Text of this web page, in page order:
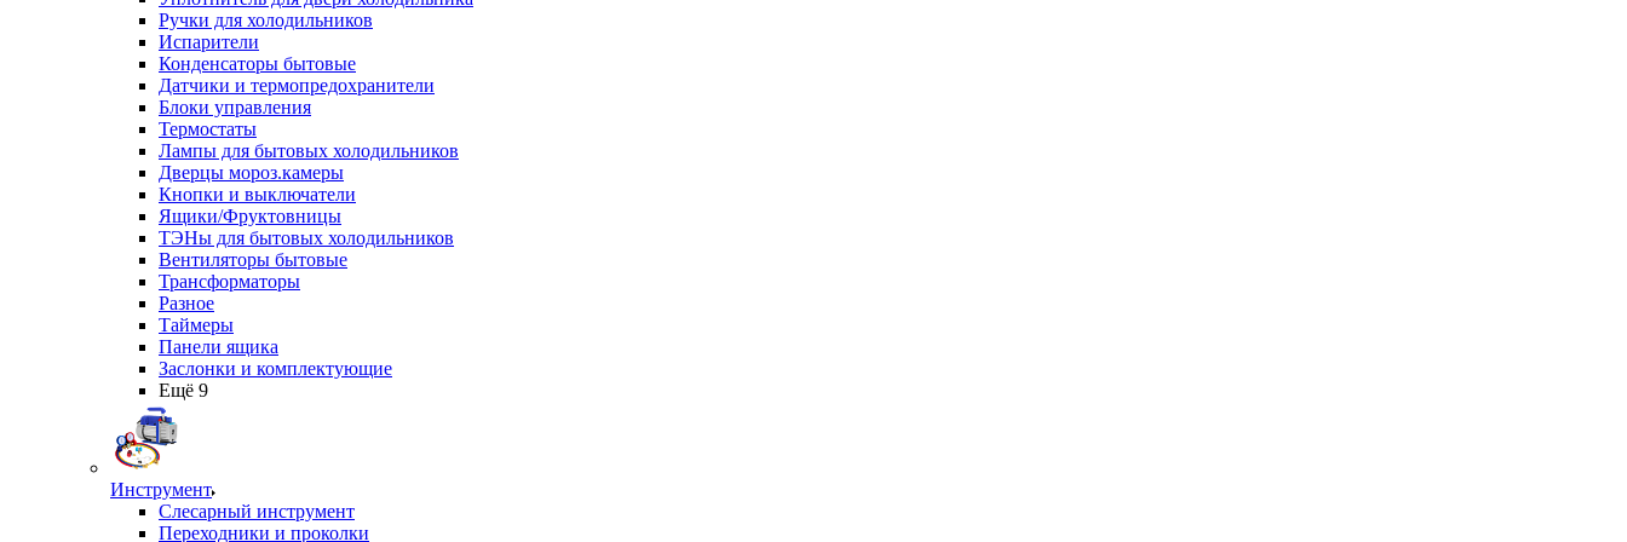
Ручки для холодильников
Испарители
Конденсаторы бытовые
Датчики и термопредохранители
Блоки управления
Термостаты
Лампы для бытовых холодильников
Дверцы мороз.камеры
Кнопки и выключатели
Ящики/Фруктовницы
ТЭНы для бытовых холодильников
Вентиляторы бытовые
Трансформаторы
Разное
Таймеры
Панели ящика
Заслонки и комплектующие
Ещё 9
Инструмент
Слесарный инструмент
Переходники и проколки